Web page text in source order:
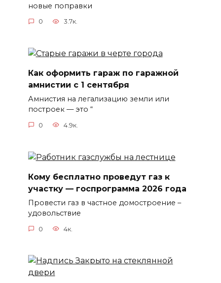
новые поправки
0 3.7к.
Как оформить гараж по гаражной
амнистии с 1 сентября
Амнистия на легализацию земли или
построек — это “
0 4.9к.
Кому бесплатно проведут газ к
участку — госпрограмма 2026 года
Провести газ в частное домостроение –
удовольствие
0 4к.